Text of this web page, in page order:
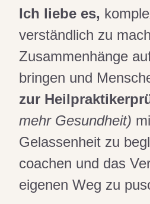
Ich liebe es,
verständlich zu
Zusammenhänge
bringen und
zur
mehr Gesundheit)
Gelassenheit zu
coachen und das
eigenen Weg zu